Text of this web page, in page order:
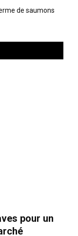
de saumons
pour un